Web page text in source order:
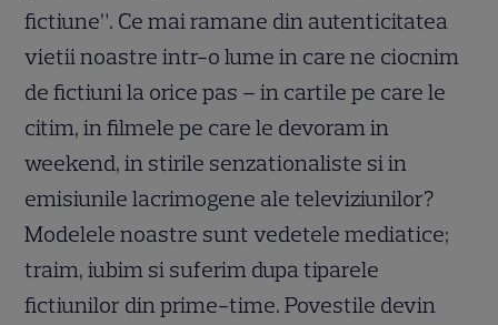
fictiune”. Ce mai ramane din autenticitatea
vietii noastre intr-o lume in care ne ciocnim
de fictiuni la orice pas – in cartile pe care le
citim, in filmele pe care le devoram in
weekend, in stirile senzationaliste si in
emisiunile lacrimogene ale televiziunilor?
Modelele noastre sunt vedetele mediatice;
traim, iubim si suferim dupa tiparele
fictiunilor din prime-time. Povestile devin